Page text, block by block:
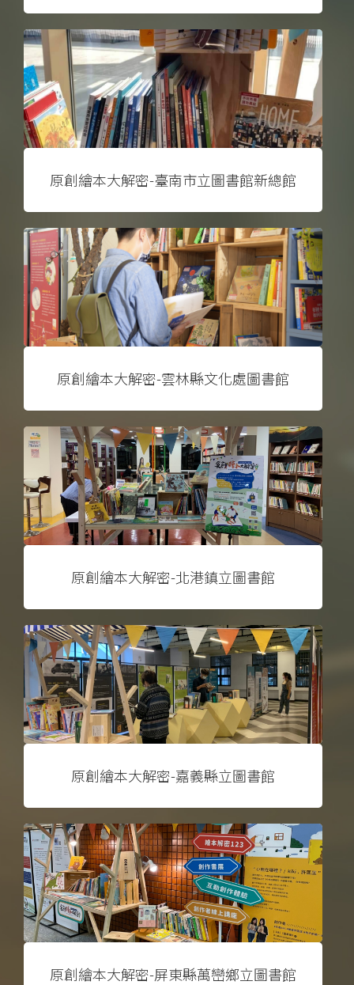
原創繪本大解密-臺南市立圖書館新總館
原創繪本大解密-雲林縣文化處圖書館
原創繪本大解密-北港鎮立圖書館
原創繪本大解密-嘉義縣立圖書館
原創繪本大解密-屏東縣萬巒鄉立圖書館